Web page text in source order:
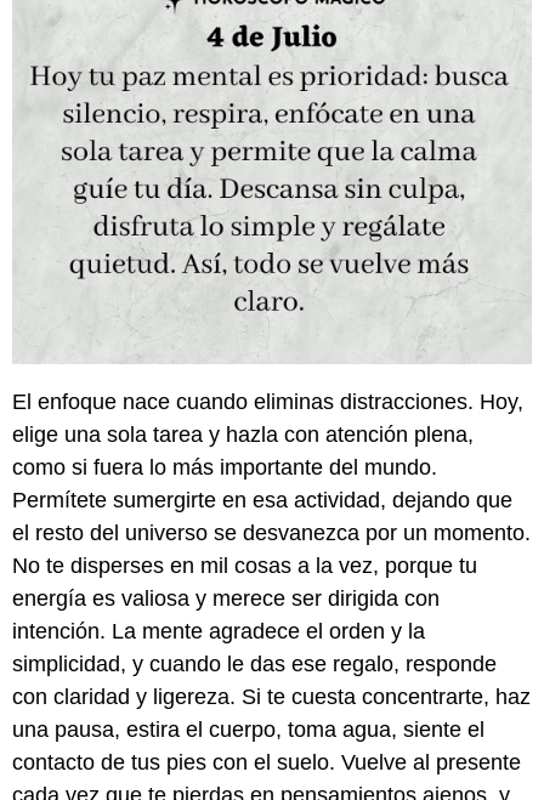
El enfoque nace cuando eliminas distracciones. Hoy,
elige una sola tarea y hazla con atención plena,
como si fuera lo más importante del mundo.
Permítete sumergirte en esa actividad, dejando que
el resto del universo se desvanezca por un momento.
No te disperses en mil cosas a la vez, porque tu
energía es valiosa y merece ser dirigida con
intención. La mente agradece el orden y la
simplicidad, y cuando le das ese regalo, responde
con claridad y ligereza. Si te cuesta concentrarte, haz
una pausa, estira el cuerpo, toma agua, siente el
contacto de tus pies con el suelo. Vuelve al presente